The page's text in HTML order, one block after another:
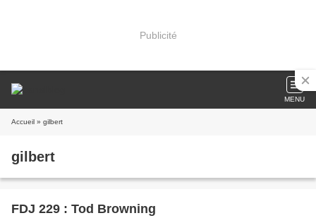
Publicité
MENU
Accueil » gilbert
gilbert
FDJ 229 : Tod Browning